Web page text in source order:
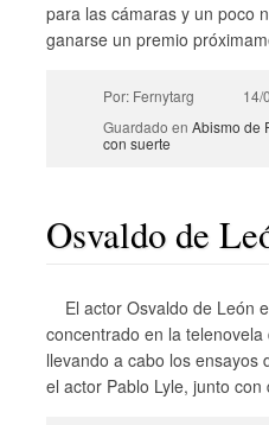
para las cámaras y un poco
ganarse un premio
Por: Fernytarg
14/
Guardado en Abismo de
con suerte
Osvaldo de
El actor Osvaldo de León
concentrado en la
llevando a cabo los ensayos
el actor Pablo Lyle, junto